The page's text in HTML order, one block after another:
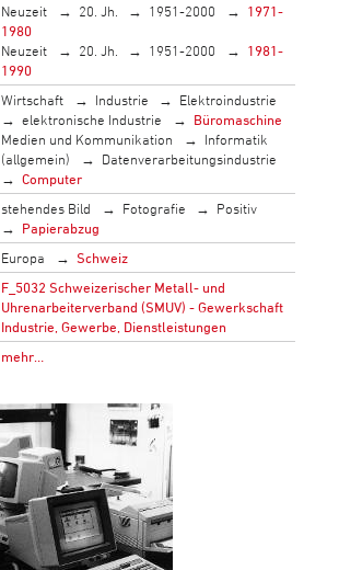
Neuzeit 20. Jh. 1951-2000
1971-
1980
Neuzeit
20. Jh. 1951-2000
1981-
1990
Wirtschaft Industrie
Elektroindustrie
elektronische Industrie
Büromaschine
Medien und Kommunikation
Informatik
(allgemein)
Datenverarbeitungsindustrie
Computer
stehendes Bild Fotografie
Positiv
Papierabzug
Europa
Schweiz
F_5032 Schweizerischer Metall- und
Uhrenarbeiterverband (SMUV) - Gewerkschaft
Industrie, Gewerbe, Dienstleistungen
mehr…